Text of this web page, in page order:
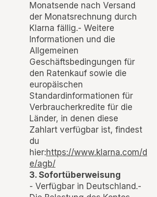
Monatsende nach Versand
der Monatsrechnung durch
Klarna fällig.- Weitere
Informationen und die
Allgemeinen
Geschäftsbedingungen für
den Ratenkauf sowie die
europäischen
Standardinformationen für
Verbraucherkredite für die
Länder, in denen diese
Zahlart verfügbar ist, findest
du
hier:https://www.klarna.com/d
e/agb/
3. Sofortüberweisung
- Verfügbar in Deutschland.-